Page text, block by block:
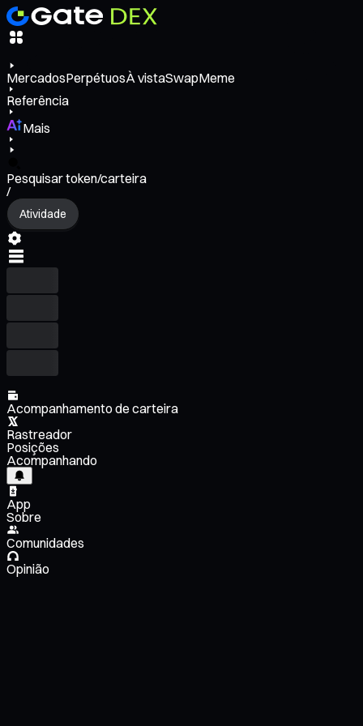
MercadosPerpétuosÀ vistaSwapMeme
Referência
Mais
Pesquisar token/carteira
/
Atividade
Acompanhamento de carteira
Rastreador
Posições
Acompanhando
App
Sobre
Comunidades
Opinião